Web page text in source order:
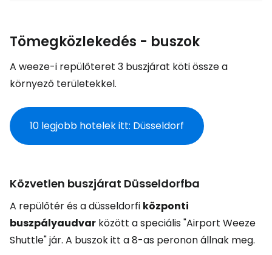
Tömegközlekedés - buszok
A weeze-i repülőteret 3 buszjárat köti össze a
környező területekkel.
10 legjobb hotelek itt: Düsseldorf
Közvetlen buszjárat Düsseldorfba
A repülőtér és a düsseldorfi központi
buszpályaudvar között a speciális "Airport Weeze
Shuttle" jár. A buszok itt a 8-as peronon állnak meg.